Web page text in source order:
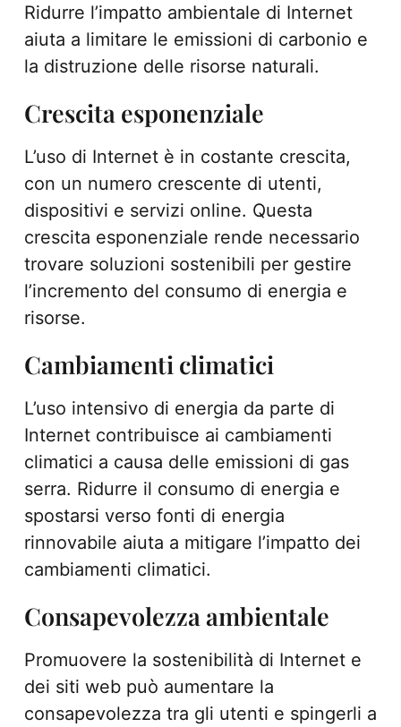
Ridurre l’impatto ambientale di Internet
aiuta a limitare le emissioni di carbonio e
la distruzione delle risorse naturali.
Crescita esponenziale
L’uso di Internet è in costante crescita,
con un numero crescente di utenti,
dispositivi e servizi online. Questa
crescita esponenziale rende necessario
trovare soluzioni sostenibili per gestire
l’incremento del consumo di energia e
risorse.
Cambiamenti climatici
L’uso intensivo di energia da parte di
Internet contribuisce ai cambiamenti
climatici a causa delle emissioni di gas
serra. Ridurre il consumo di energia e
spostarsi verso fonti di energia
rinnovabile aiuta a mitigare l’impatto dei
cambiamenti climatici.
Consapevolezza ambientale
Promuovere la sostenibilità di Internet e
dei siti web può aumentare la
consapevolezza tra gli utenti e spingerli a